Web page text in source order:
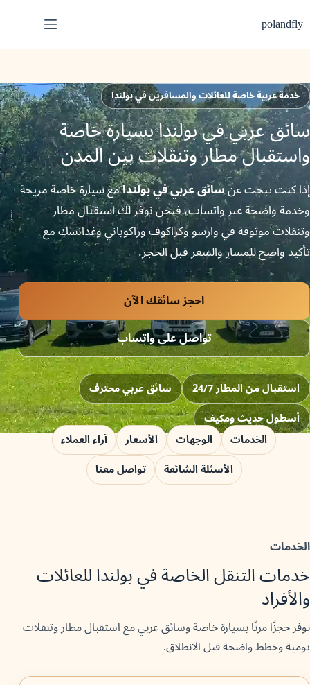
إلى
المحتوى
polandfly
خدمة عربية خاصة للعائلات والمسافرين في بولندا
سائق عربي في بولندا بسيارة خاصة
واستقبال مطار وتنقلات بين المدن
إذا كنت تبحث عنسائق عربي في بولندامع سيارة خاصة مريحة
وخدمة واضحة عبر واتساب، فنحن نوفر لك استقبال مطار
وتنقلات موثوقة في وارسو وكراكوف وزاكوباني وغدانسك مع
تأكيد واضح للمسار والسعر قبل الحجز.
احجز سائقك الآن
تواصل على واتساب
استقبال من المطار 24/7
سائق عربي محترف
أسطول حديث ومكيف
الخدمات
الوجهات الأسعار
آراء العملاء
الأسئلة الشائعة
تواصل معنا
الخدمات
خدمات التنقل الخاصة في بولندا للعائلات
والأفراد
نوفر حجزًا مرنًا بسيارة خاصة وسائق عربي مع استقبال مطار وتنقلات
يومية وخطط واضحة قبل الانطلاق.